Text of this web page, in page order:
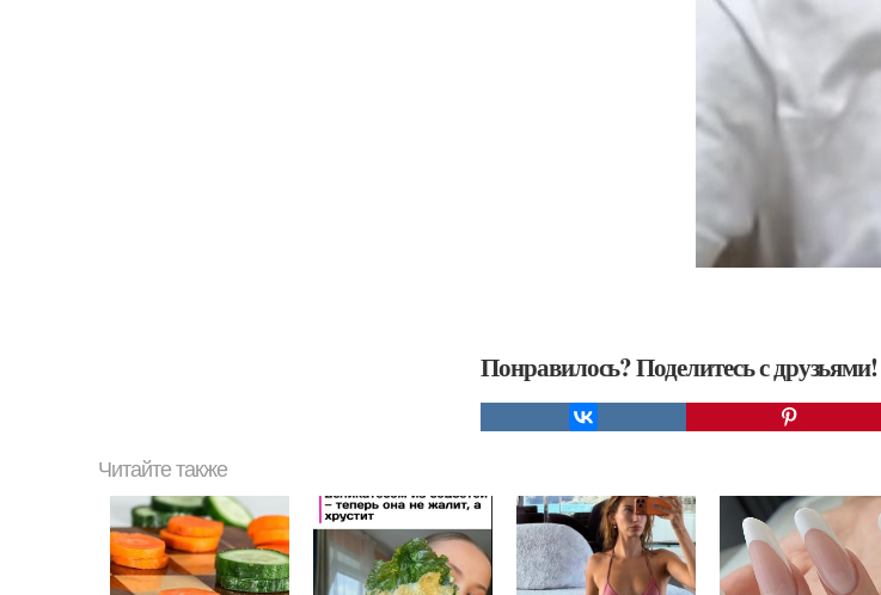
Понравилось? Поделитесь с друзьями!
Читайте также